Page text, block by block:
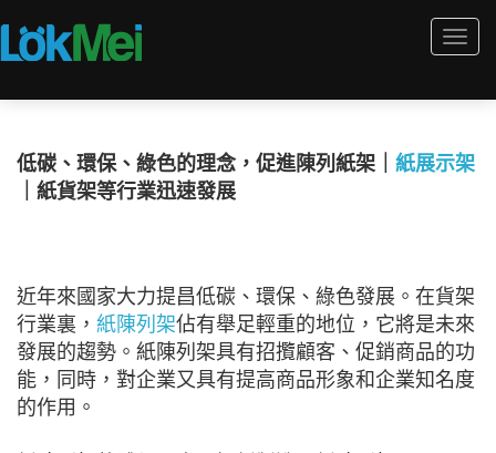
低碳、環保、綠色的理念，促進陳列紙架｜ 紙展示架
｜紙貨架等行業迅速發展
近年來國家大力提昌低碳、環保、綠色發展。在貨架
行業裏， 紙陳列架佔有舉足輕重的地位，它將是未來
發展的趨勢。紙陳列架具有招攬顧客、促銷商品的功
能，同時，對企業又具有提高商品形象和企業知名度
的作用。